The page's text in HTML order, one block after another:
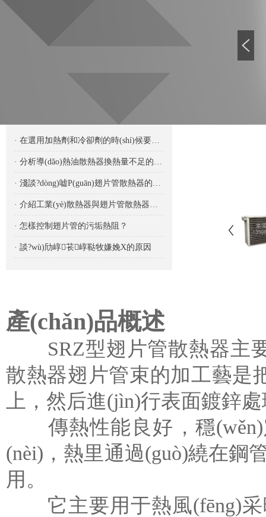
加熱器系列
冷卻器系列
· 在選用加熱劑和冷卻劑的時(shí)候要考慮哪些因素呢？
· 分析導(dǎo)熱油散熱器換熱量不足的原因是什么
· 淺談?dòng)嘘P(guān)翅片管散熱器的使用環(huán)境
· 介紹工業(yè)散熱器與翅片管散熱器的區(qū)別
· 怎樣控制翅片管的污垢熱阻？
· 談?wù)劤崞苌崞鞑牧嫌娩X的原因
產(chǎn)品概述
SRZ型翅片管散熱器主要
散熱器翅片管束的加工藝是把
上，然后進(jìn)行表面鍍鋅
傳熱性能良好，穩
(nèi)，熱里通過(guò)繞在
用。
它主要用于熱風(fēng)采暖